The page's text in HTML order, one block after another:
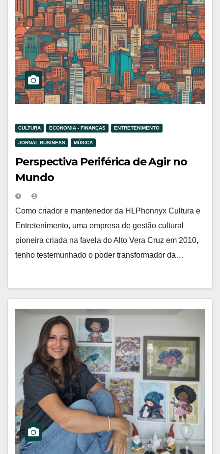
CULTURA ECONOMIA - FINANÇAS ENTRETENIMENTO
JORNAL BUSINESS MÚSICA
Perspectiva Periférica de Agir no
Mundo
Como criador e mantenedor da HLPhonnyx Cultura e
Entretenimento, uma empresa de gestão cultural
pioneira criada na favela do Alto Vera Cruz em 2010,
tenho testemunhado o poder transformador da…